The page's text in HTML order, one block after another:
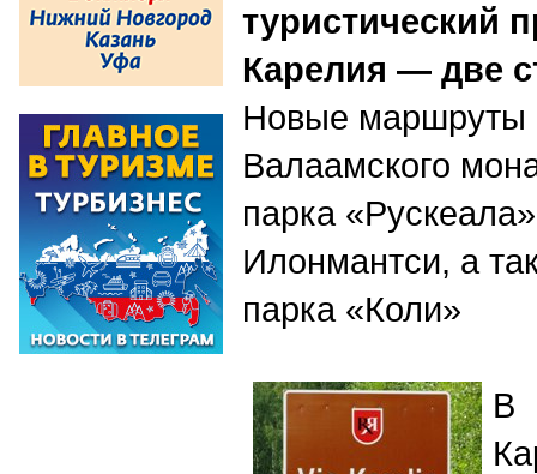
туристический
Карелия — две
Новые маршруты
Валаамского
парка
Илонмантси, а
парка «Коли»
В